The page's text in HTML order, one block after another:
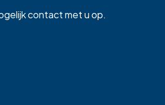
contact met u op.